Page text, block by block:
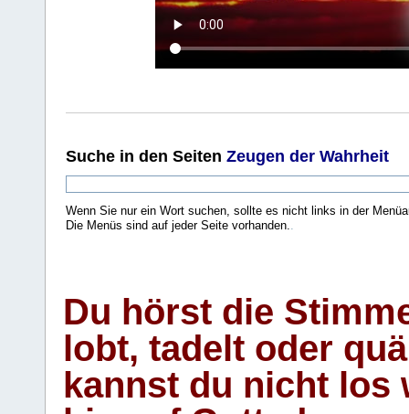
Suche in den Seiten Zeugen der Wahrheit
Wenn Sie nur ein Wort suchen, sollte es nicht links in der
Die Menüs sind auf jeder Seite vorhanden..
Du hörst die
lobt, tadelt oder
kannst du nicht los